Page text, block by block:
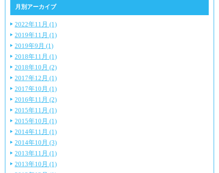
月別アーカイブ
2022年11月 (1)
2019年11月 (1)
2019年9月 (1)
2018年11月 (1)
2018年10月 (2)
2017年12月 (1)
2017年10月 (1)
2016年11月 (2)
2015年11月 (1)
2015年10月 (1)
2014年11月 (1)
2014年10月 (3)
2013年11月 (1)
2013年10月 (1)